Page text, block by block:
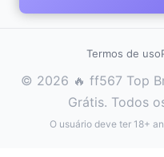
Termos de uso
© 2026 🔥 ff567 Top
Grátis. Todos
O usuário deve ter 18+